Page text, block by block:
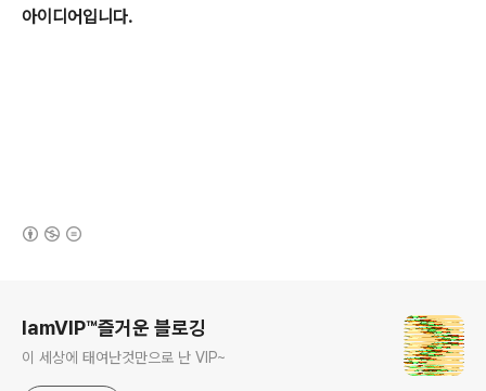
아이디어입니다.
IamVIP™즐거운 블로깅
이 세상에 태여난것만으로 난 VIP~